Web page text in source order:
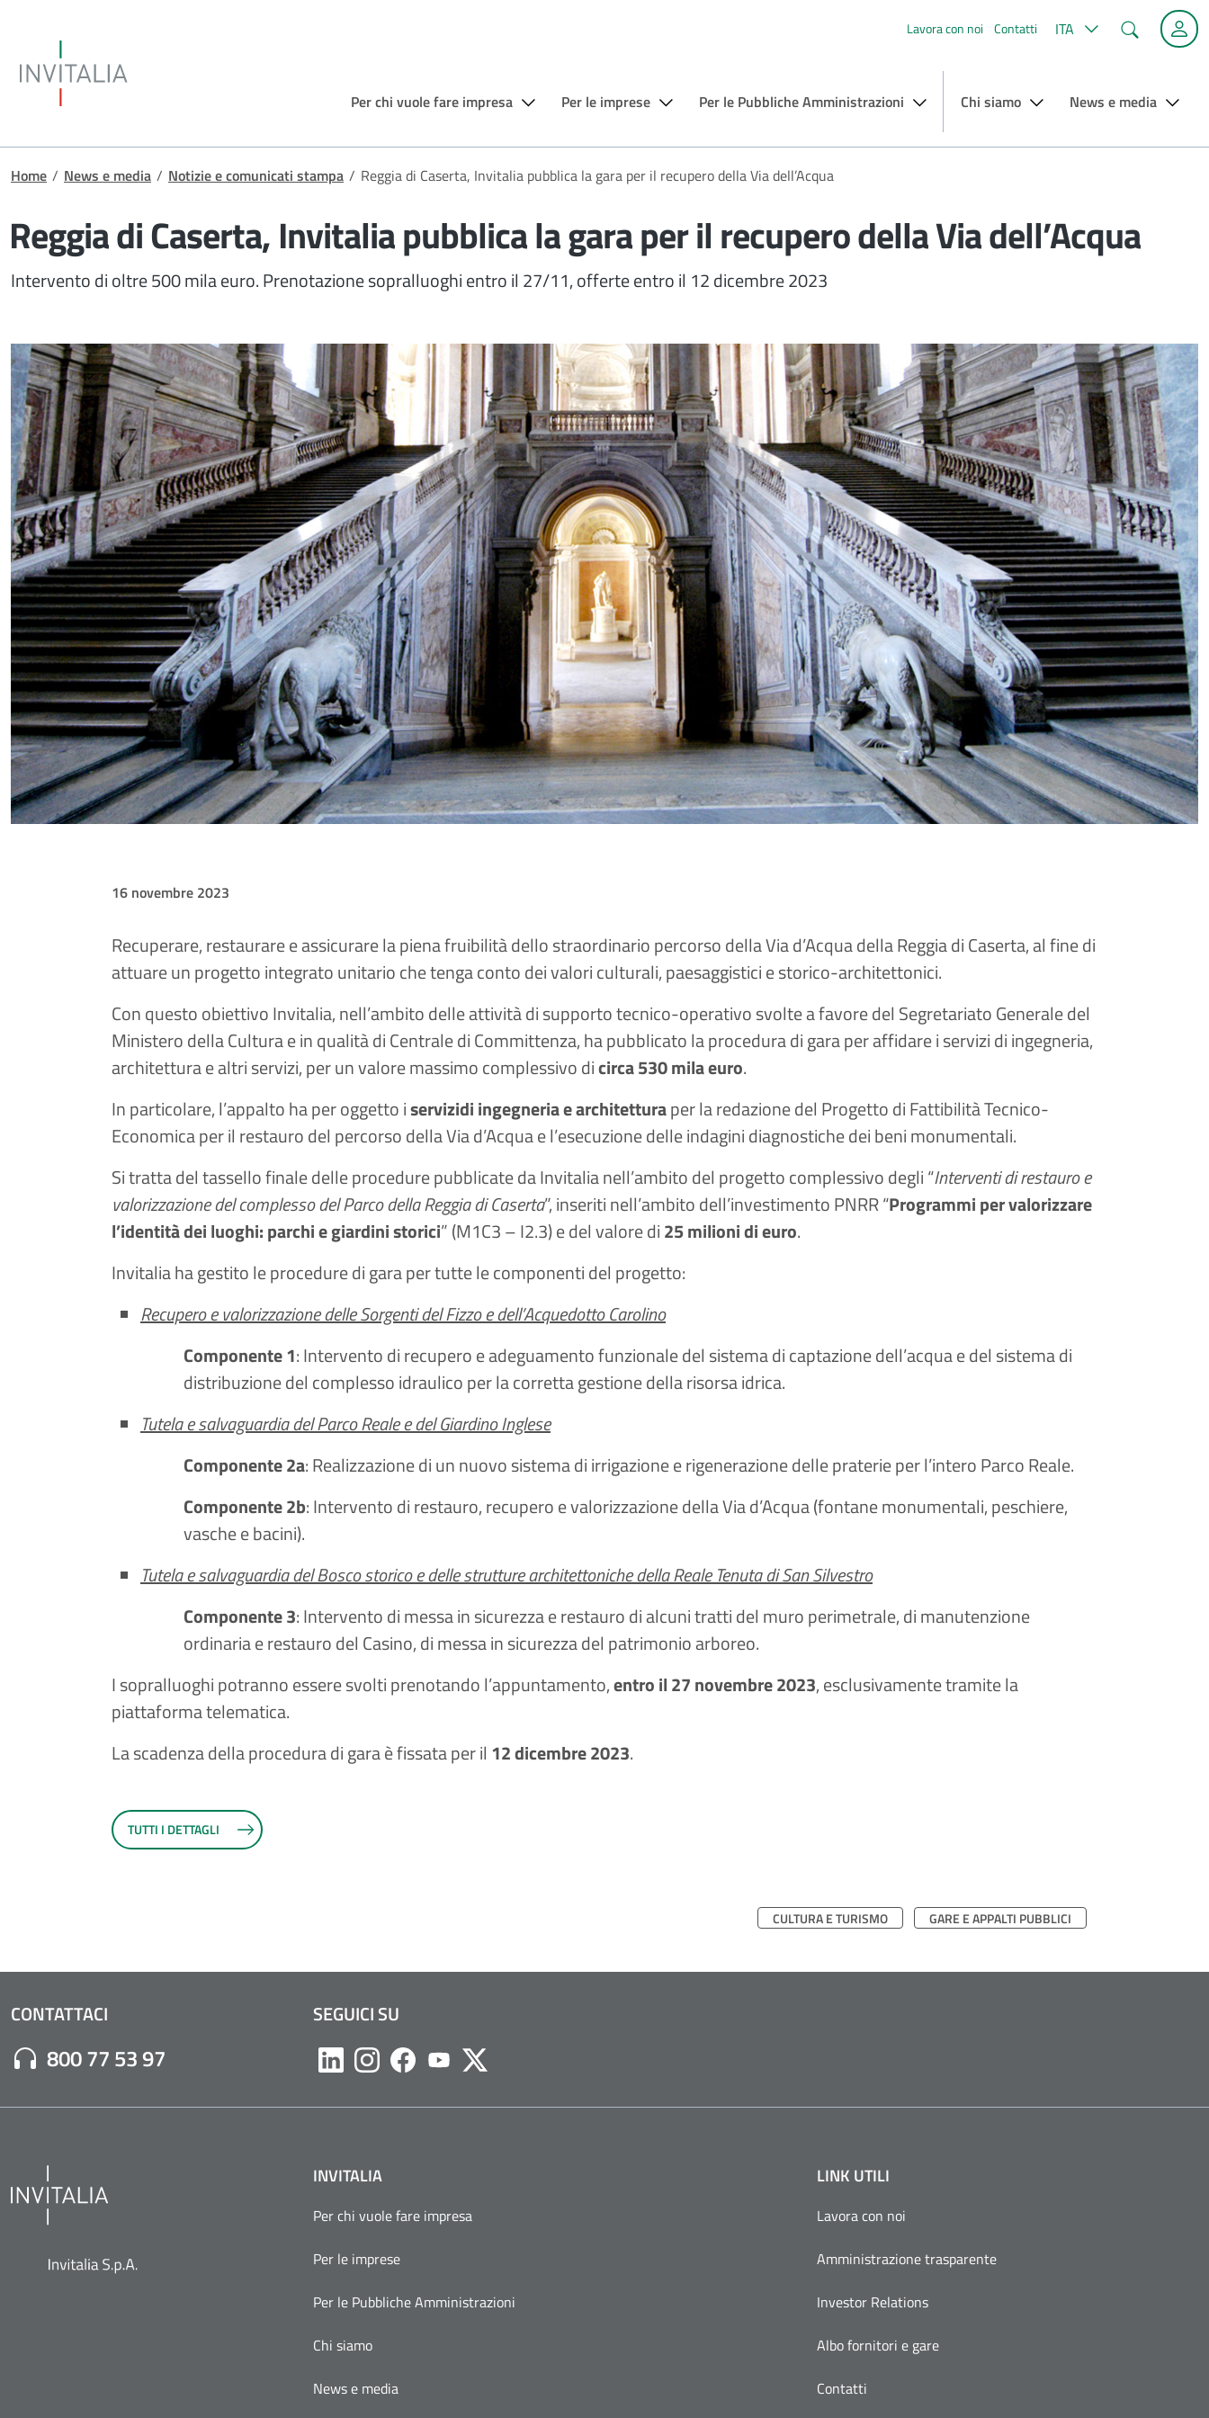
Lavora con noi Contatti ITA Cerca
Per chi vuole fare impresa Per le imprese Per le Pubbliche Amministrazioni Chi siamo News e media
Briciole di pane
Home / News e media / Notizie e comunicati stampa / Reggia di Caserta, Invitalia pubblica la gara per il recupero della Via dell’Acqua
Reggia di Caserta, Invitalia pubblica la gara per il recupero della Via dell’Acqua
Intervento di oltre 500 mila euro. Prenotazione sopralluoghi entro il 27/11, offerte entro il 12 dicembre 2023
16 novembre 2023
Recuperare, restaurare e assicurare la piena fruibilità dello straordinario percorso della Via d’Acqua della Reggia di Caserta, al fine di
attuare un progetto integrato unitario che tenga conto dei valori culturali, paesaggistici e storico-architettonici.
Con questo obiettivo Invitalia, nell’ambito delle attività di supporto tecnico-operativo svolte a favore del Segretariato Generale del
Ministero della Cultura e in qualità di Centrale di Committenza, ha pubblicato la procedura di gara per affidare i servizi di ingegneria,
architettura e altri servizi, per un valore massimo complessivo dicirca 530 mila euro.
In particolare, l’appalto ha per oggetto iservizidi ingegneria e architetturaper la redazione del Progetto di Fattibilità Tecnico-
Economica per il restauro del percorso della Via d’Acqua e l’esecuzione delle indagini diagnostiche dei beni monumentali.
Si tratta del tassello finale delle procedure pubblicate da Invitalia nell’ambito del progetto complessivo degli “Interventi di restauro e
valorizzazione del complesso del Parco della Reggia di Caserta”, inseriti nell’ambito dell’investimento PNRR “Programmi per valorizzare
l’identità dei luoghi: parchi e giardini storici” (M1C3 – I2.3) e del valore di25 milioni di euro.
Invitalia ha gestito le procedure di gara per tutte le componenti del progetto:
Recupero e valorizzazione delle Sorgenti del Fizzo e dell’Acquedotto Carolino
Componente 1: Intervento di recupero e adeguamento funzionale del sistema di captazione dell’acqua e del sistema di
distribuzione del complesso idraulico per la corretta gestione della risorsa idrica.
Tutela e salvaguardia del Parco Reale e del Giardino Inglese
Componente 2a: Realizzazione di un nuovo sistema di irrigazione e rigenerazione delle praterie per l’intero Parco Reale.
Componente 2b: Intervento di restauro, recupero e valorizzazione della Via d’Acqua (fontane monumentali, peschiere,
vasche e bacini).
Tutela e salvaguardia del Bosco storico e delle strutture architettoniche della Reale Tenuta di San Silvestro
Componente 3: Intervento di messa in sicurezza e restauro di alcuni tratti del muro perimetrale, di manutenzione
ordinaria e restauro del Casino, di messa in sicurezza del patrimonio arboreo.
I sopralluoghi potranno essere svolti prenotando l’appuntamento,entro il 27 novembre 2023, esclusivamente tramite la
piattaforma telematica.
La scadenza della procedura di gara è fissata per il 12 dicembre 2023.
TUTTI I DETTAGLI
CULTURA E TURISMO GARE E APPALTI PUBBLICI
CONTATTACI
Numero di Telefono:
800 77 53 97
SEGUICI SU
LikedinInstagram
Facebook
YoutubeTwitter
INVITALIA
Per chi vuole fare impresa
Per le imprese
Per le Pubbliche Amministrazioni
Chi siamo
News e media
LINK UTILI
Lavora con noi
Amministrazione trasparente
Investor Relations
Albo fornitori e gare
Contatti